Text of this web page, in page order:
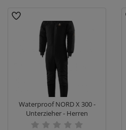
Waterproof NORD X 300 -
Unterzieher - Herren